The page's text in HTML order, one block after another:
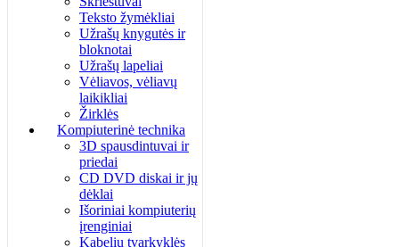
Teksto žymėkliai
Užrašų knygutės ir
bloknotai
Užrašų lapeliai
Vėliavos, vėliavų
laikikliai
Žirklės
Kompiuterinė technika
3D spausdintuvai ir
priedai
CD DVD diskai ir jų
dėklai
Išoriniai kompiuterių
įrenginiai
Kabelių tvarkyklės